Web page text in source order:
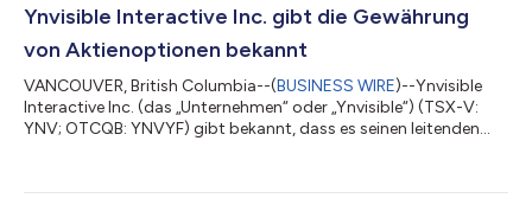
Ynvisible Interactive Inc. gibt die Gewährung
von Aktienoptionen bekannt
VANCOUVER, British Columbia--(BUSINESS WIRE)--Ynvisible
Interactive Inc. (das „Unternehmen“ oder „Ynvisible“) (TSX-V:
YNV; OTCQB: YNVYF) gibt bekannt, dass es seinen leitenden
zum Erwerb von insgesamt 2.705.000 Stammaktien des